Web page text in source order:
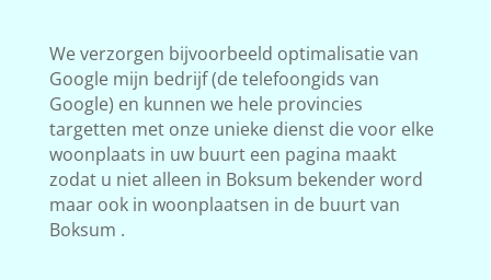
We verzorgen bijvoorbeeld optimalisatie van
Google mijn bedrijf (de telefoongids van
Google) en kunnen we hele provincies
targetten met onze unieke dienst die voor elke
woonplaats in uw buurt een pagina maakt
zodat u niet alleen in Boksum bekender word
maar ook in woonplaatsen in de buurt van
Boksum .